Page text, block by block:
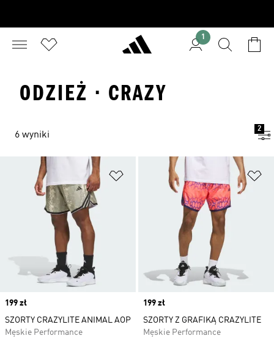
1
ODZIEŻ · CRAZY
6 wyniki
2
Dodaj do listy życzeń
Price
199 zł
SZORTY CRAZYLITE ANIMAL AOP
Męskie Performance
Price
199 zł
SZORTY Z GRAFIKĄ CRAZYLITE
Męskie Performance